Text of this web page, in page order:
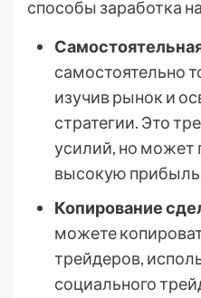
способы заработка
самостоятельно
изучив рынок и
стратегии. Это
усилий, но может
высокую
Копирование
можете
трейдеров,
социального